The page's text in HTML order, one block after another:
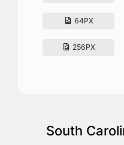
64PX
256PX
South